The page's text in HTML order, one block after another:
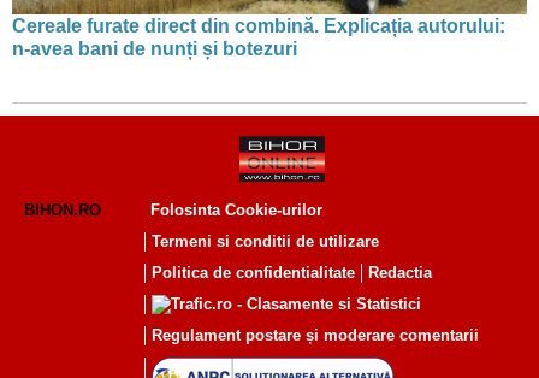
Cereale furate direct din combină. Explicația autorului:
n-avea bani de nunți și botezuri
BIHON.RO
Folosinta Cookie-urilor
Termeni si conditii de utilizare
Politica de confidentialitate
Redactia
Regulament postare și moderare comentarii